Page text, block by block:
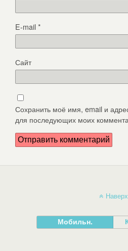
E-mail*
Сайт
Сохранить моё имя, email и
для последующих моих
Наверх
Мобильн.